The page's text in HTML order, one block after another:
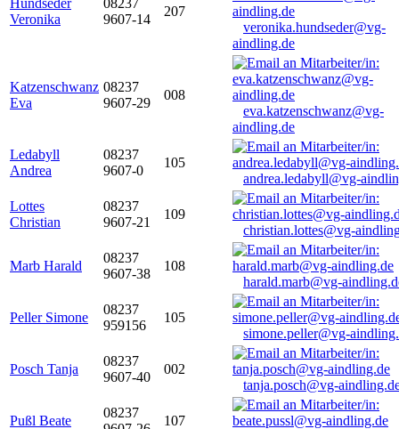
Hundseder
Veronika
08237
9607-14
207
veronika.hundseder@vg-
aindling.de
Katzenschwanz
Eva
08237
9607-29
008
eva.katzenschwanz@vg-
aindling.de
Ledabyll
Andrea
08237
9607-0
105
andrea.ledabyll@vg-
Lottes
Christian
08237
9607-21
109
christian.lottes@vg-
Marb Harald
08237
9607-38
108
harald.marb@vg-
Peller Simone
08237
959156
105
simone.peller@vg-
Posch Tanja
08237
9607-40
002
tanja.posch@vg-
Pußl Beate
08237
107